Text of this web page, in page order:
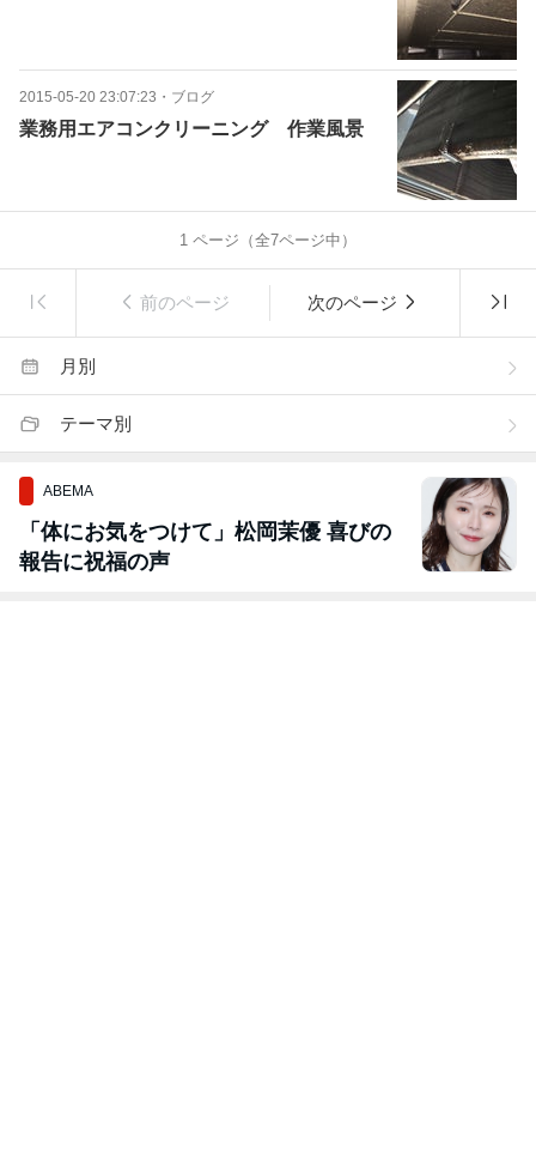
2015-05-20 23:07:23 ・ ブログ
業務用エアコンクリーニング 作業風景
1 ページ（全7ページ中）
前のページ 次のページ
月別
テーマ別
ABEMA
「体にお気をつけて」松岡茉優 喜びの
報告に祝福の声